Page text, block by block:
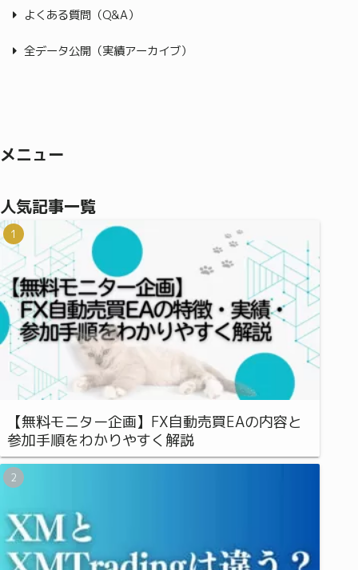
よくある質問（Q&A）
全データ公開（実績アーカイブ）
メニュー
人気記事一覧
【無料モニター企画】FX自動売買EAの内容と
参加手順をわかりやすく解説